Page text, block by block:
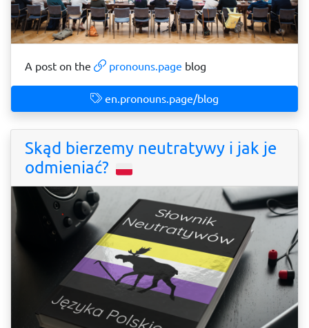
A post on the pronouns.page blog
en.pronouns.page/blog
Skąd bierzemy neutratywy i jak je
odmieniać?